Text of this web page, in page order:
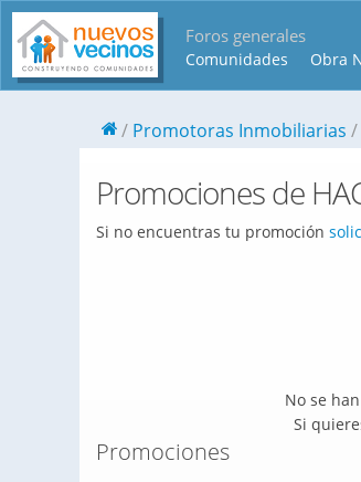
Foros generales
Comunidades Obra
Promotoras Inmobiliarias
Promociones de
Si no encuentras tu promoción
No se
Si
Promociones